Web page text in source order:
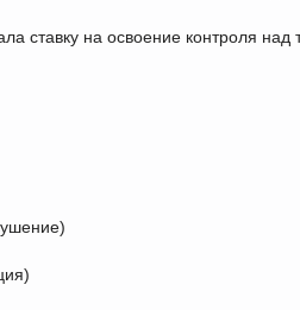
ставку на освоение контроля